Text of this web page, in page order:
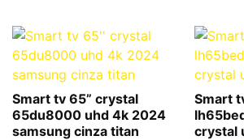
Smart tv 65” crystal
65du8000 uhd 4k 2024
samsung cinza titan
Smart
crystal